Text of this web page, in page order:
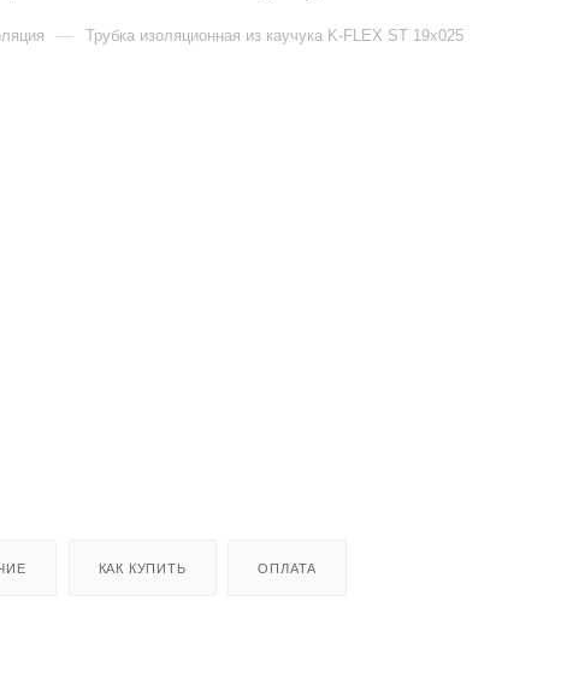
— Трубка изоляционная из каучука K-FLEX ST 19x025
КАК КУПИТЬ ОПЛАТА